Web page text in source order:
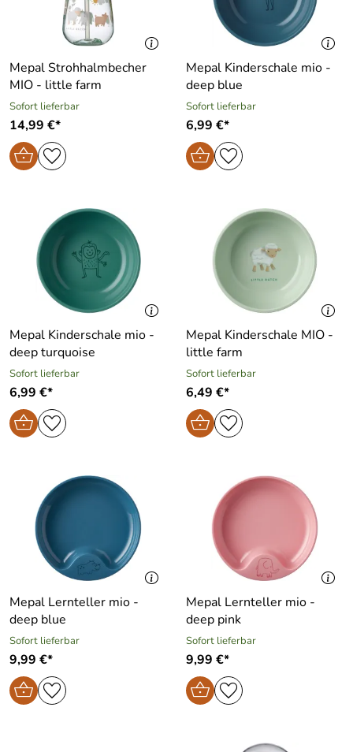
Mepal Strohhalmbecher
MIO - little farm
Sofort lieferbar
14,99 €*
Mepal Kinderschale mio -
deep blue
Sofort lieferbar
6,99 €*
Mepal Kinderschale mio -
deep turquoise
Sofort lieferbar
6,99 €*
Mepal Kinderschale MIO -
little farm
Sofort lieferbar
6,49 €*
Mepal Lernteller mio -
deep blue
Sofort lieferbar
9,99 €*
Mepal Lernteller mio -
deep pink
Sofort lieferbar
9,99 €*